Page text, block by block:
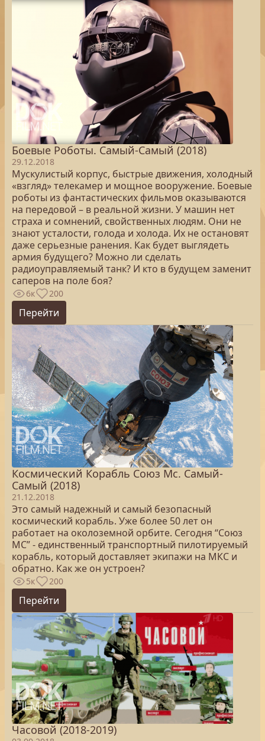
Боевые Роботы. Самый-Самый (2018)
29.12.2018
Мускулистый корпус, быстрые движения, холодный
«взгляд» телекамер и мощное вооружение. Боевые
роботы из фантастических фильмов оказываются
на передовой – в реальной жизни. У машин нет
страха и сомнений, свойственных людям. Они не
знают усталости, голода и холода. Их не остановят
даже серьезные ранения. Как будет выглядеть
армия будущего? Можно ли сделать
радиоуправляемый танк? И кто в будущем заменит
саперов на поле боя?
6к 200
Перейти
Космический Корабль Союз Мс. Самый-
Самый (2018)
21.12.2018
Это самый надежный и самый безопасный
космический корабль. Уже более 50 лет он
работает на околоземной орбите. Сегодня “Союз
МС” - единственный транспортный пилотируемый
корабль, который доставляет экипажи на МКС и
обратно. Как же он устроен?
5к 200
Перейти
Часовой (2018-2019)